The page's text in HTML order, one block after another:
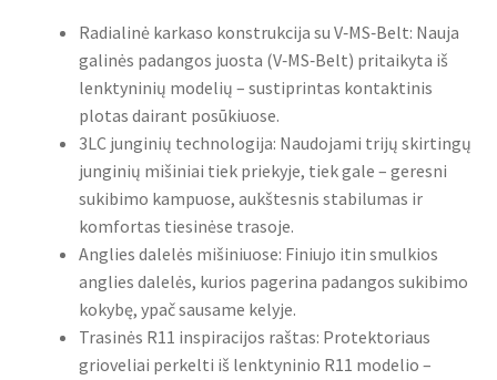
Radialinė karkaso konstrukcija su V‑MS‑Belt: Nauja
galinės padangos juosta (V‑MS‑Belt) pritaikyta iš
lenktyninių modelių – sustiprintas kontaktinis
plotas dairant posūkiuose.
3LC junginių technologija: Naudojami trijų skirtingų
junginių mišiniai tiek priekyje, tiek gale – geresni
sukibimo kampuose, aukštesnis stabilumas ir
komfortas tiesinėse trasoje.
Anglies dalelės mišiniuose: Finiujo itin smulkios
anglies dalelės, kurios pagerina padangos sukibimo
kokybę, ypač sausame kelyje.
Trasinės R11 inspiracijos raštas: Protektoriaus
grioveliai perkelti iš lenktyninio R11 modelio –